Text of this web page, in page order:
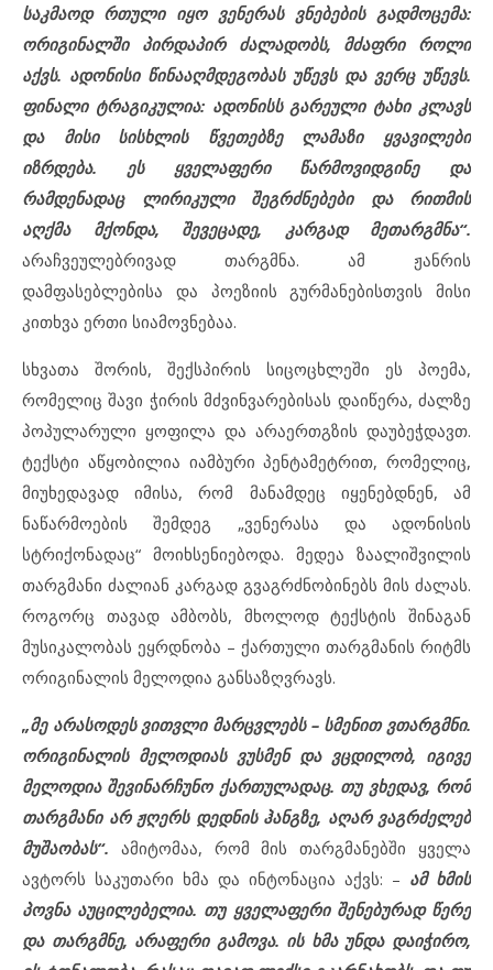
საკმაოდ რთული იყო ვენერას ვნებების გადმოცემა:
ორიგინალში პირდაპირ ძალადობს, მძაფრი როლი
აქვს. ადონისი წინააღმდეგობას უწევს და ვერც უწევს.
ფინალი ტრაგიკულია: ადონისს გარეული ტახი კლავს
და მისი სისხლის წვეთებზე ლამაზი ყვავილები
იზრდება. ეს ყველაფერი წარმოვიდგინე და
რამდენადაც ლირიკული შეგრძნებები და რითმის
აღქმა მქონდა, შევეცადე, კარგად მეთარგმნა“.
არაჩვეულებრივად თარგმნა. ამ ჟანრის
დამფასებლებისა და პოეზიის გურმანებისთვის მისი
კითხვა ერთი სიამოვნებაა.
სხვათა შორის, შექსპირის სიცოცხლეში ეს პოემა,
რომელიც შავი ჭირის მძვინვარებისას დაიწერა, ძალზე
პოპულარული ყოფილა და არაერთგზის დაუბეჭდავთ.
ტექსტი აწყობილია იამბური პენტამეტრით, რომელიც,
მიუხედავად იმისა, რომ მანამდეც იყენებდნენ, ამ
ნაწარმოების შემდეგ „ვენერასა და ადონისის
სტრიქონადაც“ მოიხსენიებოდა. მედეა ზაალიშვილის
თარგმანი ძალიან კარგად გვაგრძნობინებს მის ძალას.
როგორც თავად ამბობს, მხოლოდ ტექსტის შინაგან
მუსიკალობას ეყრდნობა – ქართული თარგმანის რიტმს
ორიგინალის მელოდია განსაზღვრავს.
„მე არასოდეს ვითვლი მარცვლებს – სმენით ვთარგმნი.
ორიგინალის მელოდიას ვუსმენ და ვცდილობ, იგივე
მელოდია შევინარჩუნო ქართულადაც. თუ ვხედავ, რომ
თარგმანი არ ჟღერს დედნის ჰანგზე, აღარ ვაგრძელებ
მუშაობას“. ამიტომაა, რომ მის თარგმანებში ყველა
ავტორს საკუთარი ხმა და ინტონაცია აქვს: – ამ ხმის
პოვნა აუცილებელია. თუ ყველაფერი შენებურად წერე
და თარგმნე, არაფერი გამოვა. ის ხმა უნდა დაიჭირო,